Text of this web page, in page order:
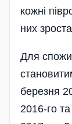
кожні
них
Для
березня
2016-го